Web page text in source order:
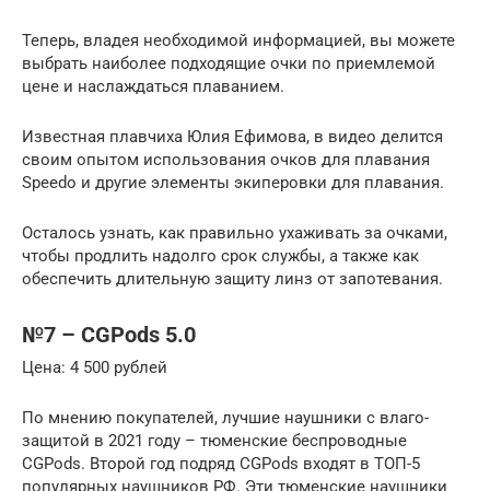
Теперь, владея необходимой информацией, вы можете
выбрать наиболее подходящие очки по приемлемой
цене и наслаждаться плаванием.
Известная плавчиха Юлия Ефимова, в видео делится
своим опытом использования очков для плавания
Speedo и другие элементы экиперовки для плавания.
Осталось узнать, как правильно ухаживать за очками,
чтобы продлить надолго срок службы, а также как
обеспечить длительную защиту линз от запотевания.
№7 – CGPods 5.0
Цена: 4 500 рублей
По мнению покупателей, лучшие наушники с влаго-
защитой в 2021 году – тюменские беспроводные
CGPods. Второй год подряд CGPods входят в ТОП-5
популярных наушников РФ. Эти тюменские наушники